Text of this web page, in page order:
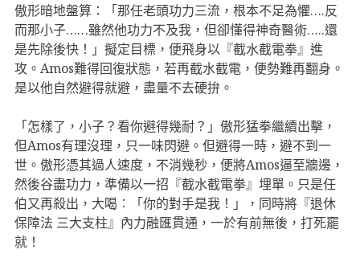
傲形暗地盤算：「那任老頭功力三流，根本不足為懼….反
而那小子……雖然他功力不及我，但卻懂得神奇醫術…..還
是先除後快！」擬定目標，便飛身以『截水截電拳』進
攻。Amos難得回復狀態，若再截水截電，便勢難再翻身。
是以他自然避得就避，盡量不去硬拚。
「怎樣了，小子？看你避得幾耐？」傲形猛拳繼續出擊，
但Amos有理沒理，只一味閃避。但避得一時，避不到一
世。傲形憑其過人速度，不消幾秒，便將Amos逼至牆邊，
然後谷盡功力，準備以一招『截水截電拳』埋單。只是任
伯又再殺出，大喝︰「你的對手是我！」，同時將『退休
保障法 三大支柱』內力融匯貫通，一於有前無後，打死罷
就！